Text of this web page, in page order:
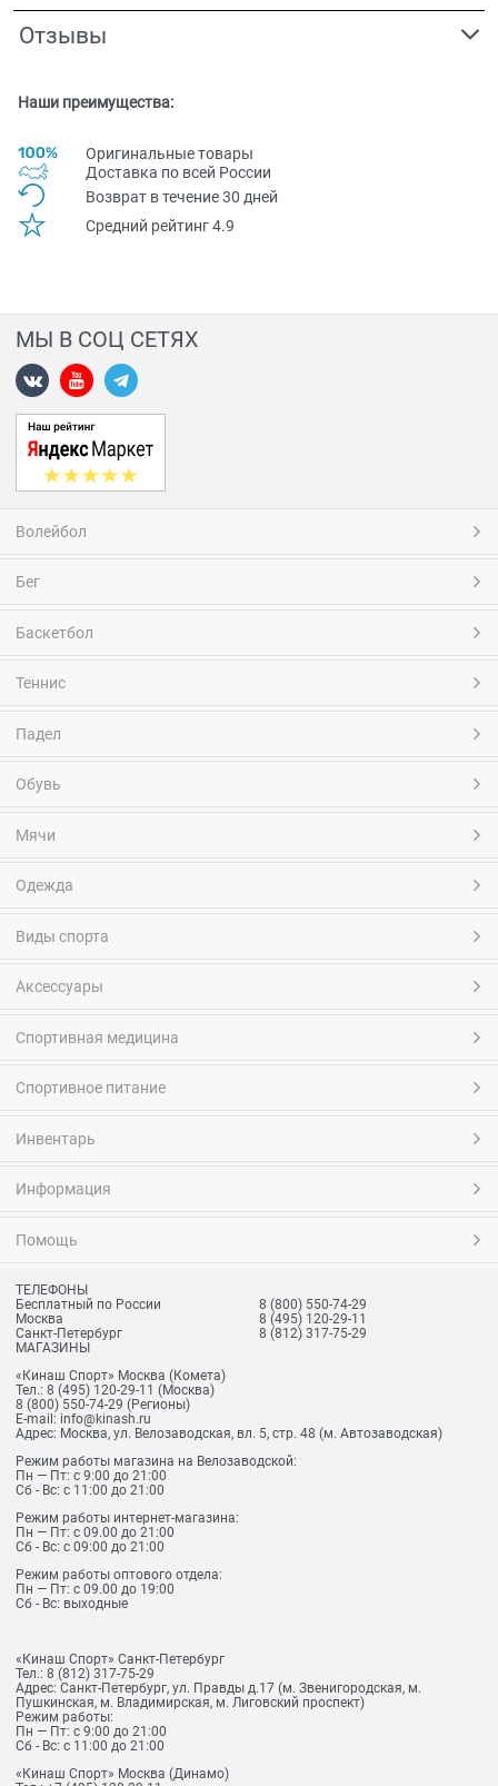
Отзывы
Наши преимущества:
Оригинальные товары
Доставка по всей Pоссии
Возврат в течение 30 дней
Средний рейтинг 4.9
МЫ В СОЦ СЕТЯХ
Волейбол
Бег
Баскетбол
Теннис
Падел
Обувь
Мячи
Одежда
Виды спорта
Аксессуары
Спортивная медицина
Спортивное питание
Инвентарь
Информация
Помощь
ТЕЛЕФОНЫ
Бесплатный по России
8 (800) 550-74-29
Москва
8 (495) 120-29-11
Санкт-Петербург
8 (812) 317-75-29
МАГАЗИНЫ
«Кинаш Спорт» Москва (Комета)
Тел.: 8 (495) 120-29-11 (Москва)
8 (800) 550-74-29 (Регионы)
E-mail: info@kinash.ru
Адрес: Москва, ул. Велозаводская, вл. 5, стр. 48 (м. Автозаводская)
Режим работы магазина на Велозаводской:
Пн — Пт: с 9:00 до 21:00
Сб - Вс: с 11:00 до 21:00
Режим работы интернет-магазина:
Пн — Пт: с 09.00 до 21:00
Сб - Вс: с 09:00 до 21:00
Режим работы оптового отдела:
Пн — Пт: с 09.00 до 19:00
Сб - Вс: выходные
«Кинаш Спорт» Санкт-Петербург
Тел.: 8 (812) 317-75-29
Адрес: Санкт-Петербург, ул. Правды д.17 (м. Звенигородская, м.
Пушкинская, м. Владимирская, м. Лиговский проспект)
Режим работы:
Пн — Пт: с 9:00 до 21:00
Сб - Вс: с 11:00 до 21:00
«Кинаш Спорт» Москва (Динамо)